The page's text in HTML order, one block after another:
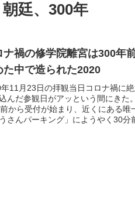
廷、300年
ナ禍の修学院離宮は300年
た中で造られた2020
11月23日の拝観当日コロナ禍に
んだ参観日がアッという間にきた
から受付が始まり、近くにある唯
さんパーキング」にようやく30分